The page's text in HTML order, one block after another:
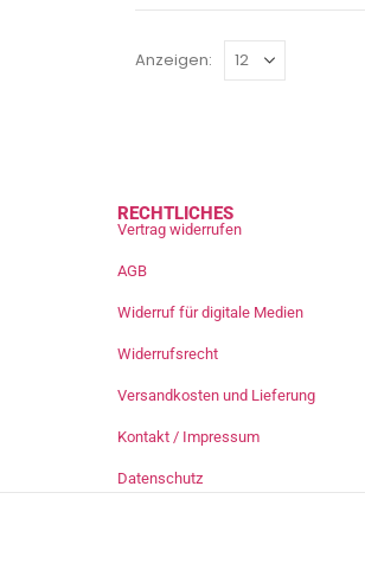
Anzeigen:
RECHTLICHES
Vertrag widerrufen
AGB
Widerruf für digitale Medien
Widerrufsrecht
Versandkosten und Lieferung
Kontakt / Impressum
Datenschutz